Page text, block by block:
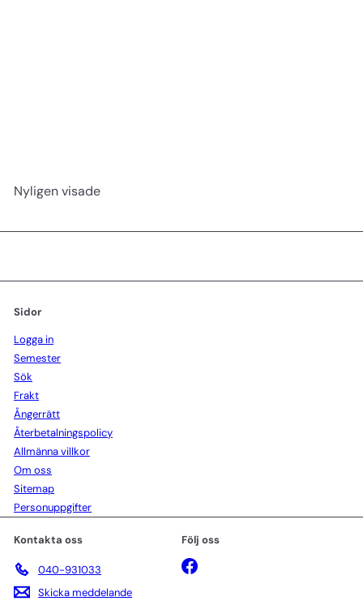
Nyligen visade
Sidor
Logga in
Semester
Sök
Frakt
Ångerrätt
Återbetalningspolicy
Allmänna villkor
Om oss
Sitemap
Personuppgifter
Kontakta oss
040-931033
Skicka meddelande
Följ oss
Facebook